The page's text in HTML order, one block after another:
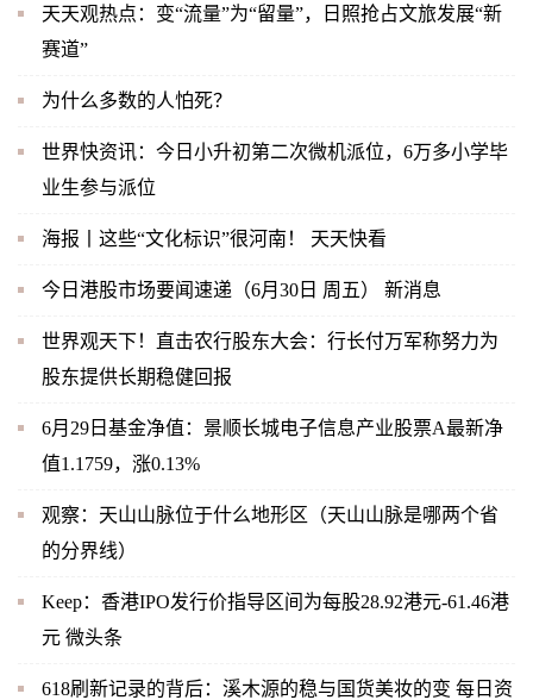
天天观热点：变“流量”为“留量”，日照抢占文旅发展“新
赛道”
为什么多数的人怕死？
世界快资讯：今日小升初第二次微机派位，6万多小学毕
业生参与派位
海报丨这些“文化标识”很河南！ 天天快看
今日港股市场要闻速递（6月30日 周五） 新消息
世界观天下！直击农行股东大会：行长付万军称努力为
股东提供长期稳健回报
6月29日基金净值：景顺长城电子信息产业股票A最新净
值1.1759，涨0.13%
观察：天山山脉位于什么地形区（天山山脉是哪两个省
的分界线）
Keep：香港IPO发行价指导区间为每股28.92港元-61.46港
元 微头条
618刷新记录的背后：溪木源的稳与国货美妆的变 每日资